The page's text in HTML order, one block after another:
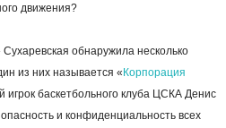
движения?
обнаружила несколько
из них называется «Корпорация
игрок баскетбольного клуба ЦСКА Денис
и конфиденциальность всех